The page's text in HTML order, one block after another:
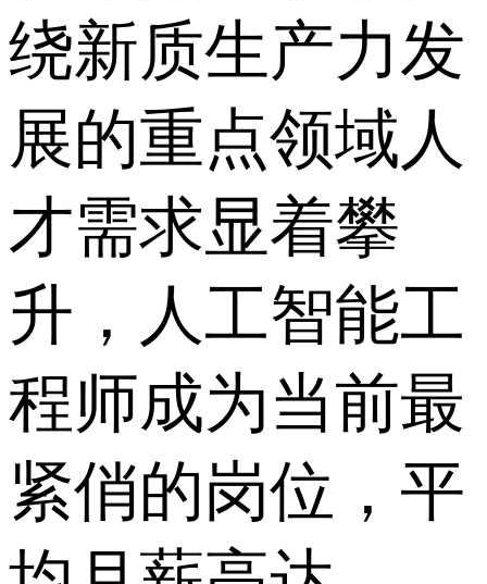
绕新质生产力发
展的重点领域人
才需求显着攀
升，人工智能工
程师成为当前最
紧俏的岗位，平